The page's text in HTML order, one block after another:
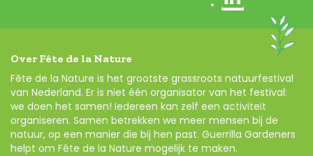
Over Fête de la Nature
Fête de la Nature is het grootste grassroots natuurfestival
van Nederland. Er is niet één organisator van het festival:
we doen het samen! Iedereen kan zelf een activiteit
organiseren. Samen betrekken we meer mensen bij de
natuur, op een manier die bij hen past. Guerrilla Gardeners
helpt om Fête de la Nature mogelijk te maken.